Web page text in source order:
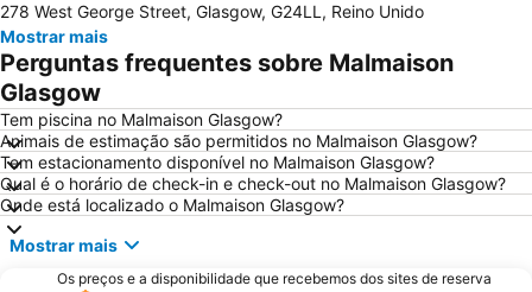
Victoria Park
Buchanan bus station
Finnieston
Scottish Exhibition and Conference Centre
Apple Store
Princes Square
Shawlands
Citizen's Theatre
Ibrox Stadium
Queen's Park
Orchard Park
Blair Drummond Safari and Adventure Park
278 West George Street, Glasgow, G24LL, Reino Unido
Mostrar mais
Perguntas frequentes sobre Malmaison
Glasgow
Tem piscina no Malmaison Glasgow?
Animais de estimação são permitidos no Malmaison Glasgow?
Tem estacionamento disponível no Malmaison Glasgow?
Qual é o horário de check-in e check-out no Malmaison Glasgow?
Onde está localizado o Malmaison Glasgow?
Mostrar mais
Os preços e a disponibilidade que recebemos dos sites de reserva